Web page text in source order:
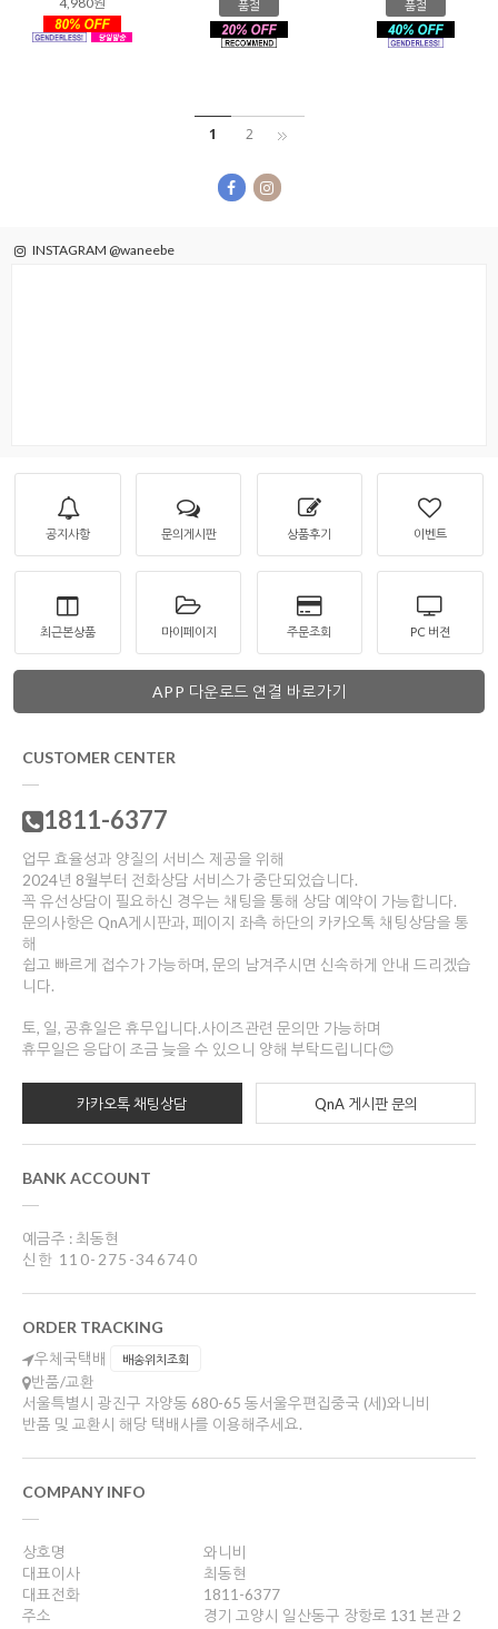
품절 품절
1 2
INSTAGRAM @waneebe
공지사항 문의게시판 상품후기 이벤트
최근본상품 마이페이지 주문조회 PC 버젼
APP 다운로드 연결 바로가기
CUSTOMER CENTER
1811-6377
업무 효율성과 양질의 서비스 제공을 위해
2024년 8월부터 전화상담 서비스가 중단되었습니다.
꼭 유선상담이 필요하신 경우는 채팅을 통해 상담 예약이 가능합니다.
문의사항은 QnA게시판과, 페이지 좌측 하단의 카카오톡 채팅상담을 통
해
쉽고 빠르게 접수가 가능하며, 문의 남겨주시면 신속하게 안내 드리겠습
니다.
토, 일, 공휴일은 휴무입니다.사이즈관련 문의만 가능하며
휴무일은 응답이 조금 늦을 수 있으니 양해 부탁드립니다😊
카카오톡 채팅상담 QnA 게시판 문의
BANK ACCOUNT
예금주 : 최동현
신한 110-275-346740
ORDER TRACKING
우체국택배 배송위치조회
반품/교환
서울특별시 광진구 자양동 680-65 동서울우편집중국 (세)와니비
반품 및 교환시 해당 택배사를 이용해주세요.
COMPANY INFO
상호명
와니비
대표이사
최동현
대표전화
1811-6377
주소
경기 고양시 일산동구 장항로 131 본관 2